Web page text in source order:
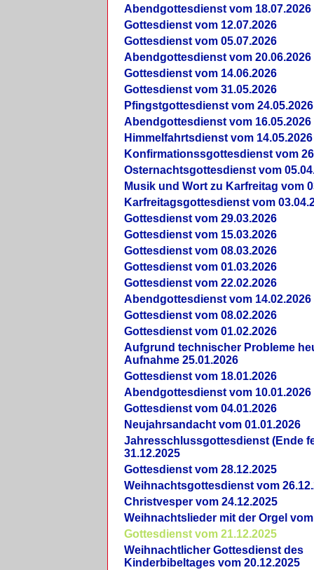
Abendgottesdienst vom 18.07.2026
Gottesdienst vom 12.07.2026
Gottesdienst vom 05.07.2026
Abendgottesdienst vom 20.06.2026
Gottesdienst vom 14.06.2026
Gottesdienst vom 31.05.2026
Pfingstgottesdienst vom 24.05.2026
Abendgottesdienst vom 16.05.2026
Himmelfahrtsdienst vom 14.05.2026
Konfirmationssgottesdienst vom
Osternachtsgottesdienst vom
Musik und Wort zu Karfreitag vom
Karfreitagsgottesdienst vom
Gottesdienst vom 29.03.2026
Gottesdienst vom 15.03.2026
Gottesdienst vom 08.03.2026
Gottesdienst vom 01.03.2026
Gottesdienst vom 22.02.2026
Abendgottesdienst vom 14.02.2026
Gottesdienst vom 08.02.2026
Gottesdienst vom 01.02.2026
Aufgrund technischer Probleme
Aufnahme 25.01.2026
Gottesdienst vom 18.01.2026
Abendgottesdienst vom 10.01.2026
Gottesdienst vom 04.01.2026
Neujahrsandacht vom 01.01.2026
Jahresschlussgottesdienst (Ende
31.12.2025
Gottesdienst vom 28.12.2025
Weihnachtsgottesdienst vom
Christvesper vom 24.12.2025
Weihnachtslieder mit der Orgel vom
Gottesdienst vom 21.12.2025
Weihnachtlicher Gottesdienst des
Kinderbibeltages vom 20.12.2025